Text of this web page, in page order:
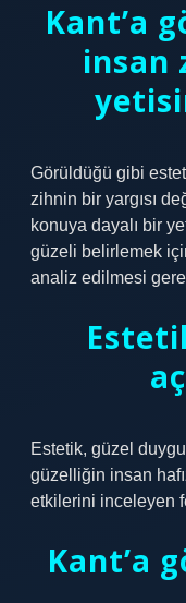
Kant’a
insan
Görüldüğü gibi
zihnin bir yargısı
konuya dayalı bir
güzeli belirlemek
analiz edilmesi
Estetik, güzel
güzelliğin insan
etkilerini inceleyen
Kant’a